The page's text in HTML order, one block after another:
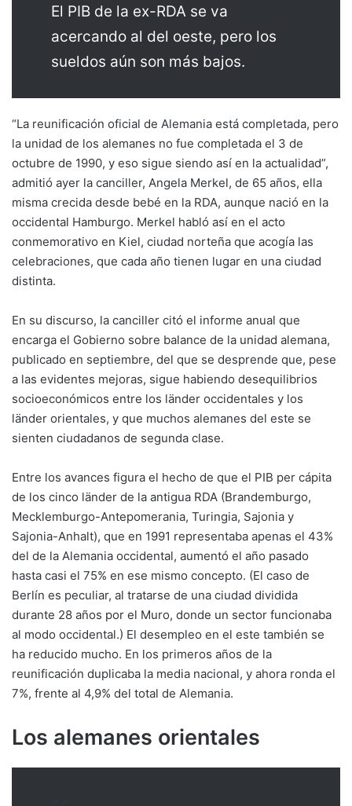
El PIB de la ex-RDA se va
acercando al del oeste, pero los
sueldos aún son más bajos.
“La reunificación oficial de Alemania está completada, pero
la unidad de los alemanes no fue completada el 3 de
octubre de 1990, y eso sigue siendo así en la actualidad”,
admitió ayer la canciller, Angela Merkel, de 65 años, ella
misma crecida desde bebé en la RDA, aunque nació en la
occidental Hamburgo. Merkel habló así en el acto
conmemorativo en Kiel, ciudad norteña que acogía las
celebraciones, que cada año tienen lugar en una ciudad
distinta.
En su discurso, la canciller citó el informe anual que
encarga el Gobierno sobre balance de la unidad alemana,
publicado en septiembre, del que se desprende que, pese
a las evidentes mejoras, sigue habiendo desequilibrios
socioeconómicos entre los länder occidentales y los
länder orientales, y que muchos alemanes del este se
sienten ciudadanos de segunda clase.
Entre los avances figura el hecho de que el PIB per cápita
de los cinco länder de la antigua RDA (Brandemburgo,
Mecklemburgo-Antepomerania, Turingia, Sajonia y
Sajonia-Anhalt), que en 1991 representaba apenas el 43%
del de la Alemania occidental, aumentó el año pasado
hasta casi el 75% en ese mismo concepto. (El caso de
Berlín es peculiar, al tratarse de una ciudad dividida
durante 28 años por el Muro, donde un sector funcionaba
al modo occidental.) El desempleo en el este también se
ha reducido mucho. En los primeros años de la
reunificación duplicaba la media nacional, y ahora ronda el
7%, frente al 4,9% del total de Alemania.
Los alemanes orientales